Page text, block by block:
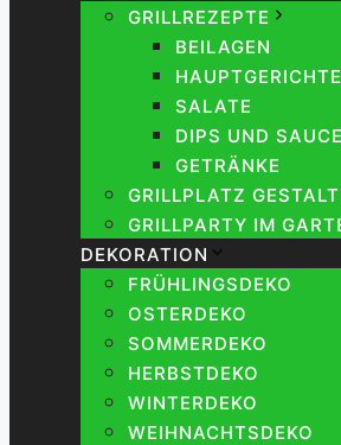
GRILLREZEPTE
BEILAGEN
HAUPTGERICHTE
SALATE
DIPS UND
GETRÄNKE
GRILLPLATZ
GRILLPARTY IM
DEKORATION
FRÜHLINGSDEKO
OSTERDEKO
SOMMERDEKO
HERBSTDEKO
WINTERDEKO
WEIHNACHTSDEKO